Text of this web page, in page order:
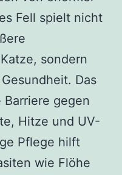
Fell spielt nicht
sondern
Das
gegen
Hitze und UV-
Pflege hilft
wie Flöhe